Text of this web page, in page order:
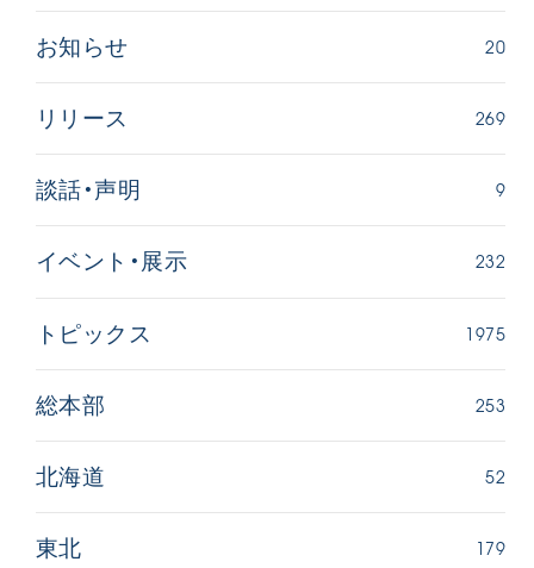
お知らせ 20
リリース 269
談話・声明 9
イベント・展示 232
トピックス 1975
総本部 253
北海道 52
東北 179